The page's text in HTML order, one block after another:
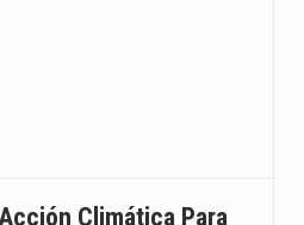
Climática Para